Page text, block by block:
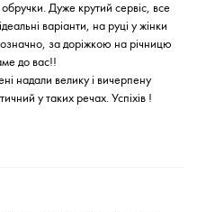
Дуже крутий сервіс, все
варіанти, на руці у жінки
за доріжкою на річницю
до вас!!
надали велику і вичерпену
у таких речах. Успіхів !